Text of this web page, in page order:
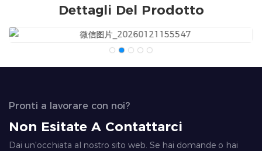
Dettagli Del Prodotto
Pronti a lavorare con noi?
Non Esitate A Contattarci
Dai un'occhiata al nostro sito web. Se hai domande o hai